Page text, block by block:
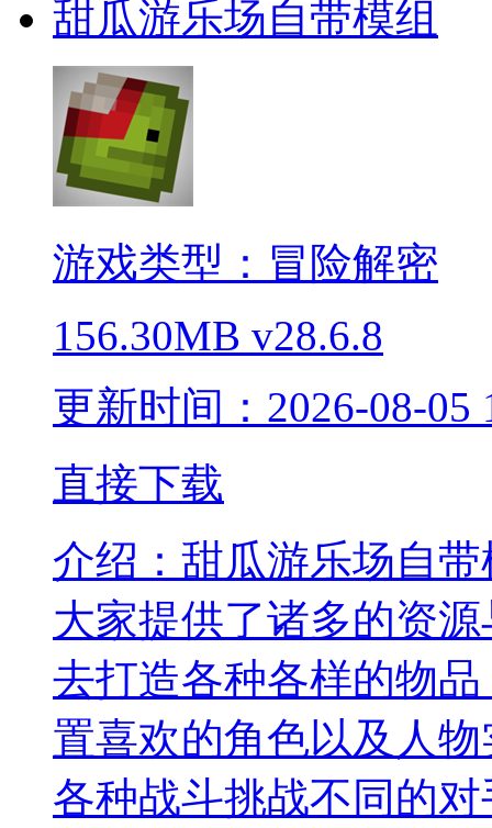
甜瓜游乐场自带模组
游戏类型：冒险解密
156.30MB v28.6.8
更新时间：2026-08-05
直接下载
介绍： 甜瓜游乐场自
大家提供了诸多的资
去打造各种各样的物
置喜欢的角色以及人
各种战斗挑战不同的